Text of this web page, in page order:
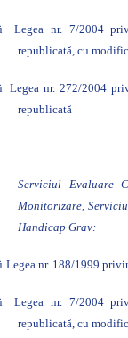
Legea nr. 7/2004
republicată, cu
Legea nr. 272/2004
republicată
Serviciul Evaluare
Monitorizare,
Handicap Grav:
Legea nr. 188/1999
Legea nr. 7/2004
republicată, cu